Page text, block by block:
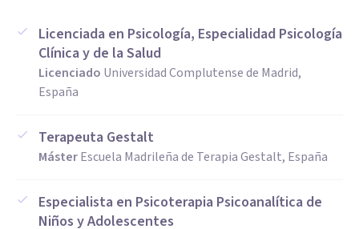
construir una vida más consciente, respetuosa y alineada
con sus valores.
Aptitudes
trabajo desde una perspectiva integradora, adaptando cada
Mi base es el enfoque humanista, especialmente la terapia
Licenciada en Psicología, Especialidad Psicología
Clínica y de la Salud
Licenciado Universidad Complutense de Madrid,
España
Terapeuta Gestalt
MásterEscuela Madrileña de Terapia Gestalt, España
Especialista en Psicoterapia Psicoanalítica de
Niños y Adolescentes